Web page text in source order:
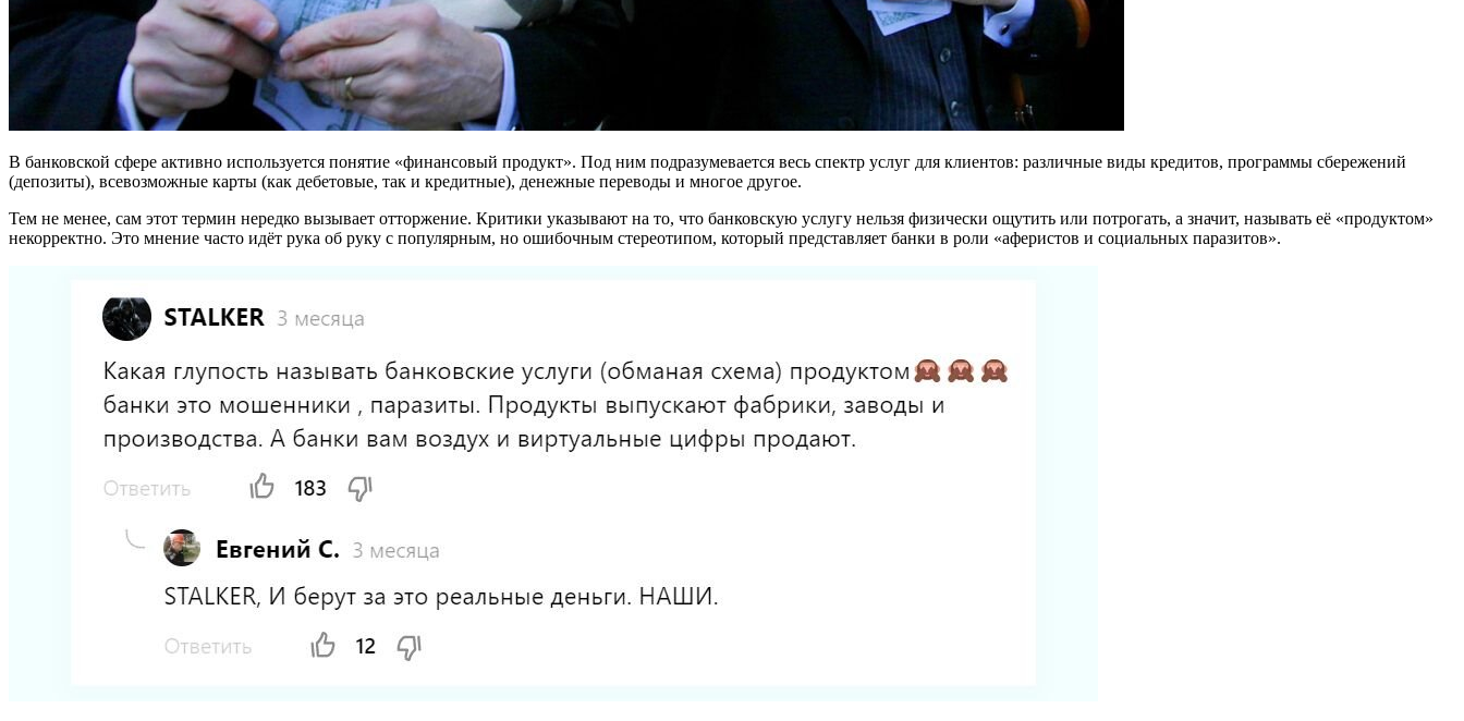
В банковской сфере активно используется понятие «финансовый продукт». Под ним подразумевается весь спектр услуг для клиентов: различные виды кредитов, программы сбережений
(депозиты), всевозможные карты (как дебетовые, так и кредитные), денежные переводы и многое другое.
Тем не менее, сам этот термин нередко вызывает отторжение. Критики указывают на то, что банковскую услугу нельзя физически ощутить или потрогать, а значит, называть её «продуктом»
некорректно. Это мнение часто идёт рука об руку с популярным, но ошибочным стереотипом, который представляет банки в роли «аферистов и социальных паразитов».